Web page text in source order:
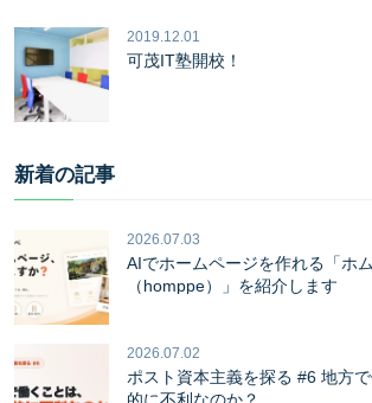
2019.12.01
可茂IT塾開校！
新着の記事
2026.07.03
AIでホームページを作れる「ホ
（homppe）」を紹介します
2026.07.02
ポスト資本主義を探る #6 地方